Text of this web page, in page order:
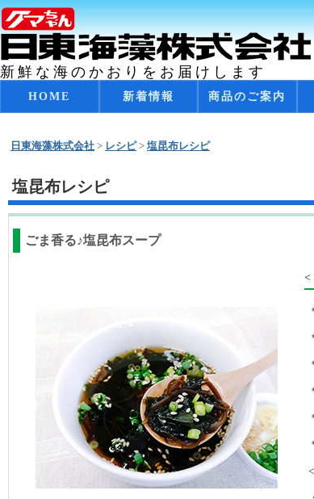
新鮮な海のかおりをお届けします
メインメニュー
ン
ン
へ
移
HOME 新着情報 商品のご案内
日東海藻株式会社 > レシピ> 塩昆布レシピ
塩昆布レシピ
ごま香る♪塩昆布スープ